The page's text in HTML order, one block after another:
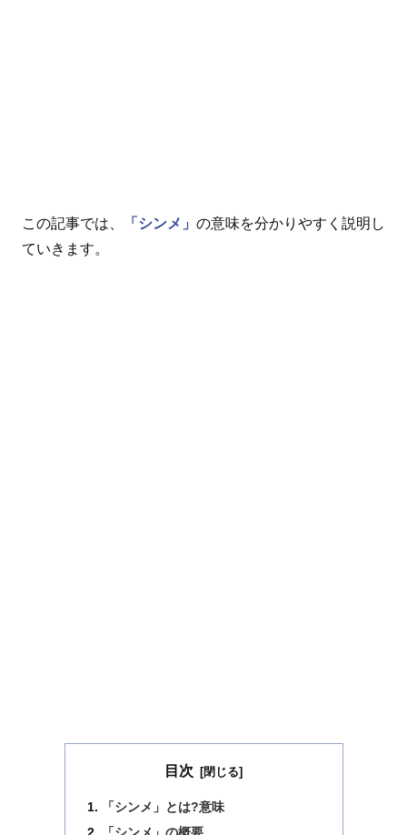
この記事では、 「シンメ」 の意味を分かりやすく説明し
ていきます。
目次
「シンメ」とは?意味